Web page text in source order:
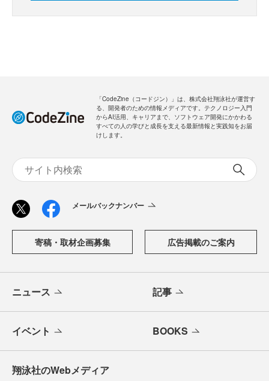
「CodeZine（コードジン）」は、株式会社翔泳社が運営す
る、開発者のための情報メディアです。テクノロジー入門
からAI活用、キャリアまで、ソフトウェア開発にかかわる
すべての人の学びと成長を支える最新情報と実践知をお届
けします。
メールバックナンバー
寄稿・取材企画募集 広告掲載のご案内
ニュース 記事
イベント BOOKS
翔泳社のWebメディア